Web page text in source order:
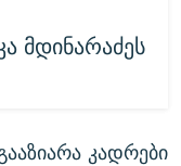
მდინარაძეს
კადრები